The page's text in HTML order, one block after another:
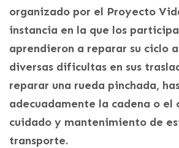
organizado por el Proyecto
instancia en la que los
aprendieron a reparar su ciclo
diversas dificultas en sus
reparar una rueda pinchada,
adecuadamente la cadena o el
cuidado y mantenimiento de
transporte.